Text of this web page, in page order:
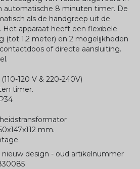
automatische 8 minuten timer. De
als de handgreep uit de
Het apparaat heeft een flexibele
(tot 1,2 meter) en 2 mogelijkheden
of directe aansluiting.
120 V & 220-240V)
timer.
mm.
nieuw design - oud artikelnummer